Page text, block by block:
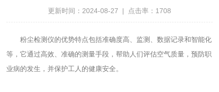
更新时间：2024-08-27 | 点击率：1708
粉尘检测仪的优势特点包括准确度高、监测、数据记录和智能化
等，它通过高效、准确的测量手段，帮助人们评估空气质量，预防职
业病的发生，并保护工人的健康安全。